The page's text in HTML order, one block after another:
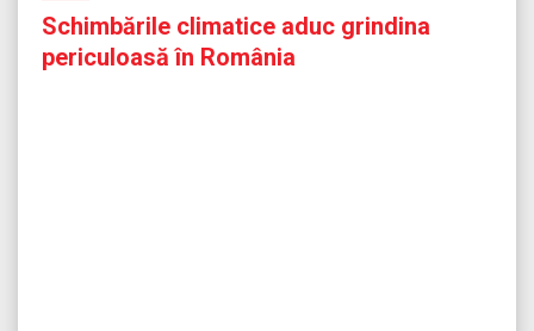
Schimbările climatice aduc grindina
periculoasă în România